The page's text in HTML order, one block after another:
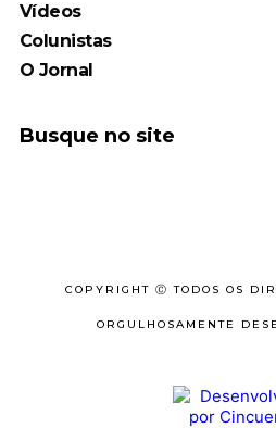
Vídeos
Colunistas
O Jornal
Busque no site
COPYRIGHT Ⓒ TODOS OS
ORGULHOSAMENTE